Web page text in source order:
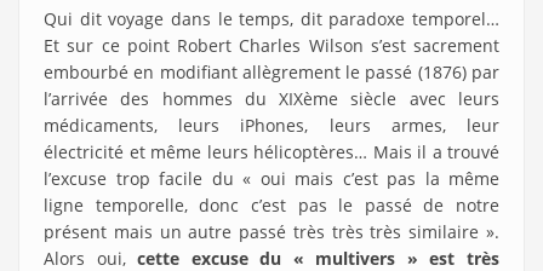
Qui dit voyage dans le temps, dit paradoxe temporel…
Et sur ce point Robert Charles Wilson s’est sacrement
embourbé en modifiant allègrement le passé (1876) par
l’arrivée des hommes du XIXème siècle avec leurs
médicaments, leurs iPhones, leurs armes, leur
électricité et même leurs hélicoptères… Mais il a trouvé
l’excuse trop facile du « oui mais c’est pas la même
ligne temporelle, donc c’est pas le passé de notre
présent mais un autre passé très très très similaire ».
Alors oui,cette excuse du « multivers » est très